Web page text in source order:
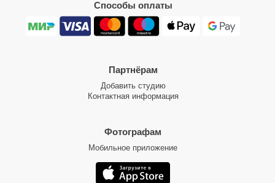
Способы оплаты
Партнёрам
Добавить студию
Контактная информация
Фотографам
Мобильное приложение